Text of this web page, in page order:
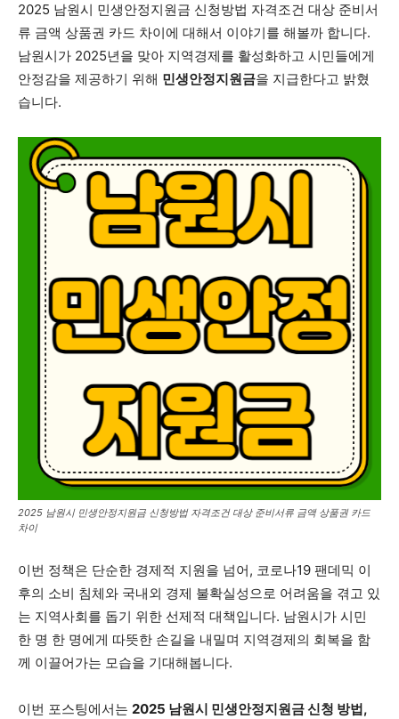
2025 남원시 민생안정지원금 신청방법 자격조건 대상 준비서
류 금액 상품권 카드 차이에 대해서 이야기를 해볼까 합니다.
남원시가 2025년을 맞아 지역경제를 활성화하고 시민들에게
안정감을 제공하기 위해 민생안정지원금을 지급한다고 밝혔
습니다.
2025 남원시 민생안정지원금 신청방법 자격조건 대상 준비서류 금액 상품권 카드
차이
이번 정책은 단순한 경제적 지원을 넘어, 코로나19 팬데믹 이
후의 소비 침체와 국내외 경제 불확실성으로 어려움을 겪고 있
는 지역사회를 돕기 위한 선제적 대책입니다. 남원시가 시민
한 명 한 명에게 따뜻한 손길을 내밀며 지역경제의 회복을 함
께 이끌어가는 모습을 기대해봅니다.
이번 포스팅에서는 2025 남원시 민생안정지원금 신청 방법,